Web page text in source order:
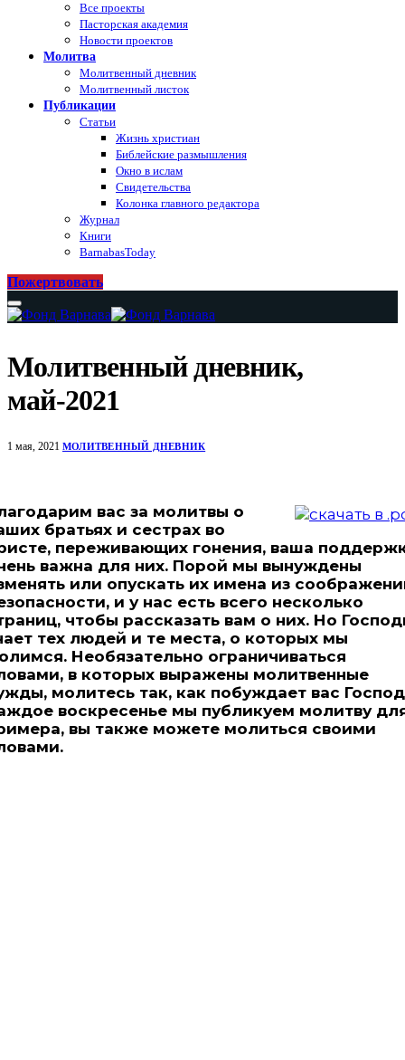
Все проекты
Пасторская академия
Новости проектов
Молитва
Молитвенный дневник
Молитвенный листок
Публикации
Статьи
Жизнь христиан
Библейские размышления
Окно в ислам
Свидетельства
Колонка главного редактора
Журнал
Книги
BarnabasToday
Пожертвовать
Молитвенный дневник,
май-2021
1 мая, 2021 МОЛИТВЕННЫЙ ДНЕВНИК
вас за молитвы о
братьях и сестрах во
переживающих гонения, ваша
важна для них. Порой мы вынуждены
или опускать их имена из
и у нас есть всего несколько
чтобы рассказать вам о них. Но
тех людей и те места, о которых мы
Необязательно ограничиваться
в которых выражены молитвенные
молитесь так, как побуждает вас
воскресенье мы публикуем молитву
вы также можете молиться своими